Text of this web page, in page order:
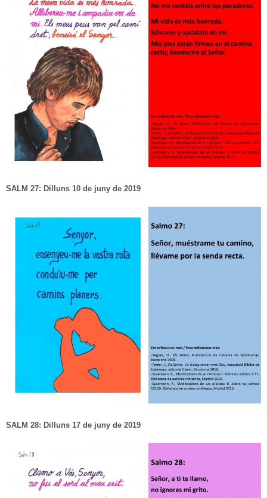
SALM 27: Dilluns 10 de juny de 2019
SALM 28: Dilluns 17 de juny de 2019